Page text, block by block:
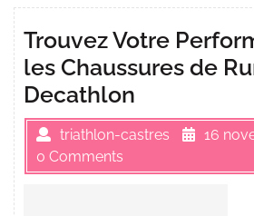
Trouvez Votre
les Chaussures de
Decathlon
triathlon-castres
16
0 Comments